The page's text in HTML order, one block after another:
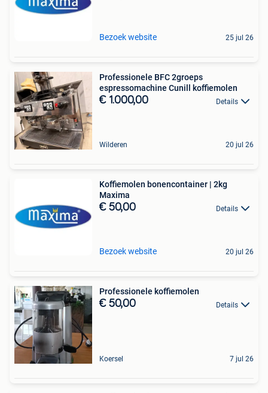
Bezoek website 25 jul 26
Professionele BFC 2groeps
espressomachine Cunill koffiemolen
€ 1.000,00 Details
Wilderen 20 jul 26
Koffiemolen bonencontainer | 2kg
Maxima
€ 50,00 Details
Bezoek website 20 jul 26
Professionele koffiemolen
€ 50,00 Details
Koersel 7 jul 26